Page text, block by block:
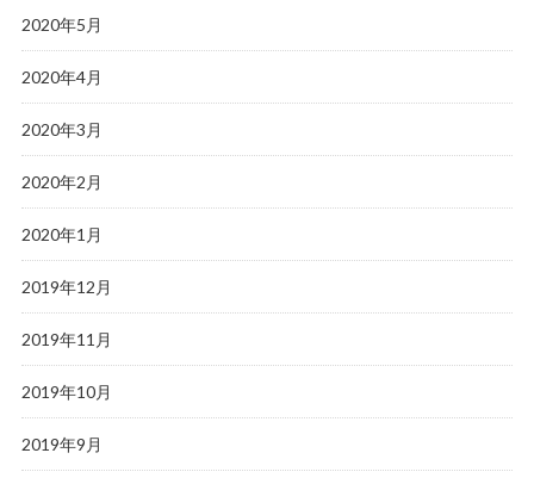
2020年5月
2020年4月
2020年3月
2020年2月
2020年1月
2019年12月
2019年11月
2019年10月
2019年9月